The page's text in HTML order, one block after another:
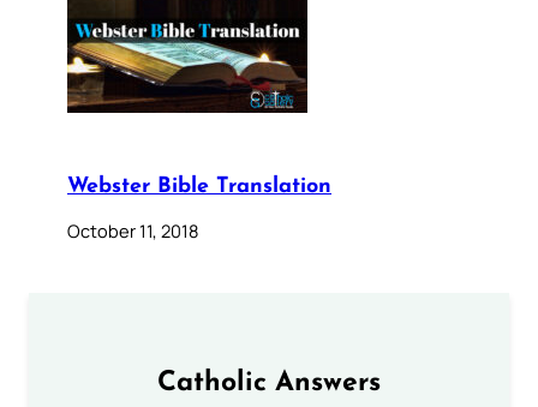
Webster Bible Translation
October 11, 2018
Catholic Answers